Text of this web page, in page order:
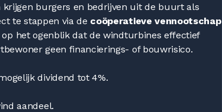
burgers en bedrijven uit de buurt als
te stappen via de coöperatieve vennootschap
op het ogenblik dat de windturbines effectief
geen financierings- of bouwrisico.
dividend tot 4%.
aandeel.